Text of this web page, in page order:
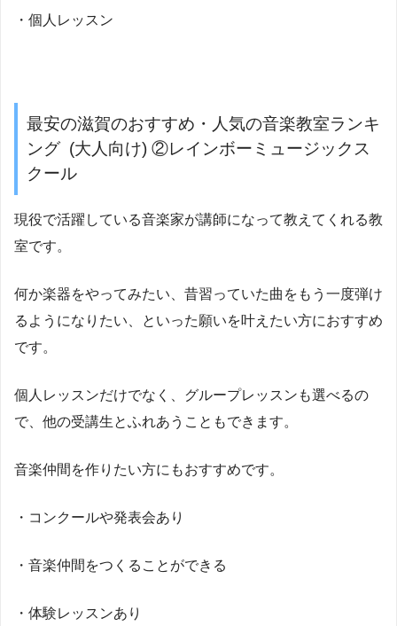
・個人レッスン
最安の滋賀のおすすめ・人気の音楽教室ランキ
ング (大人向け) ②レインボーミュージックス
クール
現役で活躍している音楽家が講師になって教えてくれる教
室です。
何か楽器をやってみたい、昔習っていた曲をもう一度弾け
るようになりたい、といった願いを叶えたい方におすすめ
です。
個人レッスンだけでなく、グループレッスンも選べるの
で、他の受講生とふれあうこともできます。
音楽仲間を作りたい方にもおすすめです。
・コンクールや発表会あり
・音楽仲間をつくることができる
・体験レッスンあり